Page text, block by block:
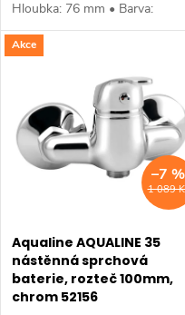
ů
t
ů
Hloubka: 76 mm • Barva:
Chrom • Materiál: Mosaz •
Kruhové • Instalace: Nástěnná
Akce
1 089
–7 %
Aqualine AQUALINE 35
nástěnná sprchová
baterie, rozteč 100mm,
chrom 52156